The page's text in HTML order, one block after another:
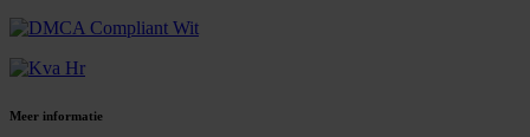
Meer informatie